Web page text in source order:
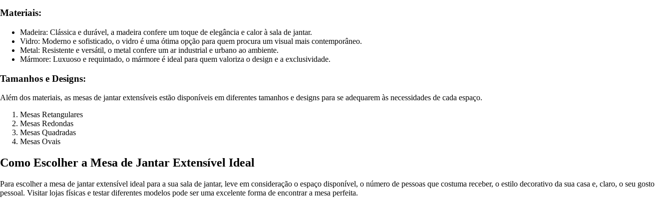
Materiais:
Madeira: Clássica e durável, a madeira confere um toque de elegância e calor à sala de jantar.
Vidro: Moderno e sofisticado, o vidro é uma ótima opção para quem procura um visual mais contemporâneo.
Metal: Resistente e versátil, o metal confere um ar industrial e urbano ao ambiente.
Mármore: Luxuoso e requintado, o mármore é ideal para quem valoriza o design e a exclusividade.
Tamanhos e Designs:
Além dos materiais, as mesas de jantar extensíveis estão disponíveis em diferentes tamanhos e designs para se adequarem às necessidades de cada espaço.
Mesas Retangulares
Mesas Redondas
Mesas Quadradas
Mesas Ovais
Como Escolher a Mesa de Jantar Extensível Ideal
Para escolher a mesa de jantar extensível ideal para a sua sala de jantar, leve em consideração o espaço disponível, o número de pessoas que costuma receber, o estilo decorativo da sua casa e, claro, o seu gosto
pessoal. Visitar lojas físicas e testar diferentes modelos pode ser uma excelente forma de encontrar a mesa perfeita.